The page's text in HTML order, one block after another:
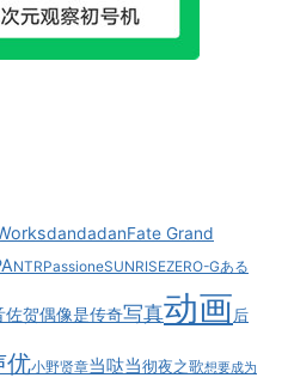
dandadanFate Grand
NTRPassioneSUNRISEZERO-Gある
佐贺偶像是传奇写真动画后
优小野贤章当哒当彻夜之歌想要成为